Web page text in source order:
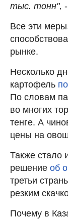
тыс. тонн",
Все эти
рынке.
Несколько
картофель
По словам
во многих
тенге. А
цены на
Также стало
решение об
третьи
резким
Почему в